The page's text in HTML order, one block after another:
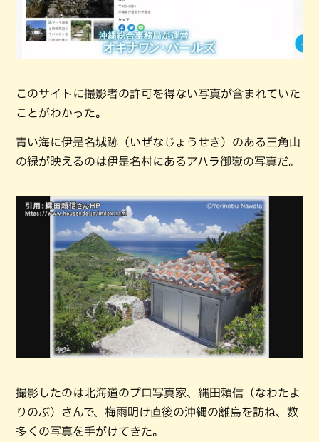
このサイトに撮影者の許可を得ない写真が含まれていた
ことがわかった。
青い海に伊是名城跡（いぜなじょうせき）のある三角山
の緑が映えるのは伊是名村にあるアハラ御嶽の写真だ。
撮影したのは北海道のプロ写真家、縄田頼信（なわたよ
りのぶ）さんで、梅雨明け直後の沖縄の離島を訪ね、数
多くの写真を手がけてきた。